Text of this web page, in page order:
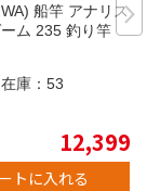
船竿 アナリスタ
ム 235 釣り竿
庫： 53
12,399
トに入れる